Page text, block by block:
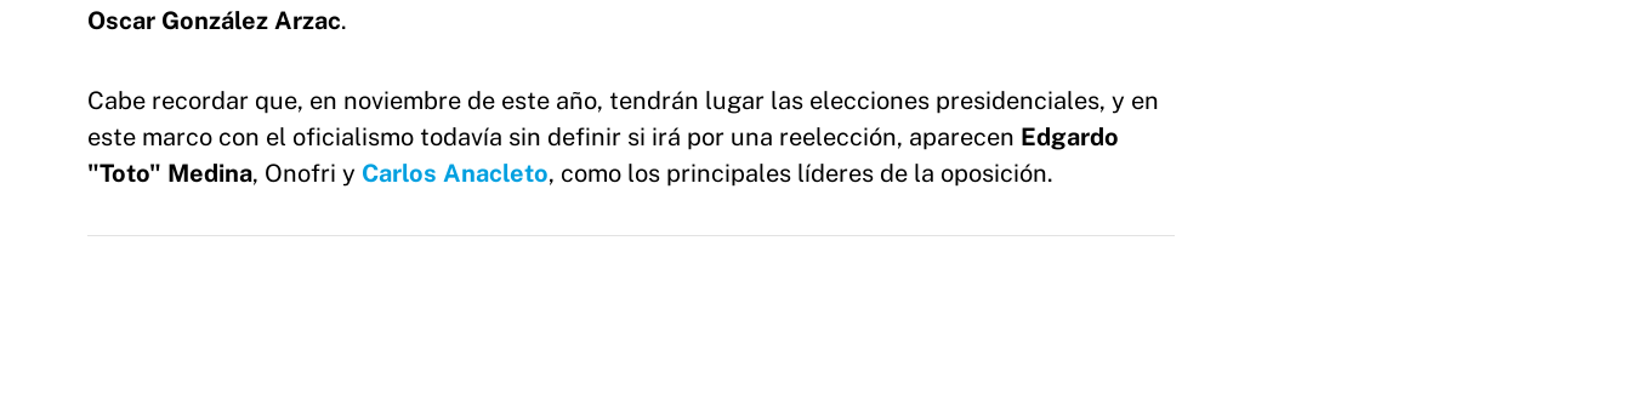
Oscar González Arzac.
Cabe recordar que, en noviembre de este año, tendrán lugar las elecciones presidenciales, y en
este marco con el oficialismo todavía sin definir si irá por una reelección, aparecen Edgardo
"Toto" Medina, Onofri y Carlos Anacleto, como los principales líderes de la oposición.